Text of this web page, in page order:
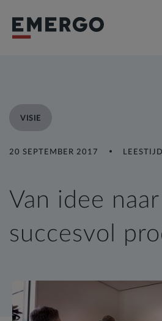
VISIE
20 SEPTEMBER 2017
Van idee naar
succesvol